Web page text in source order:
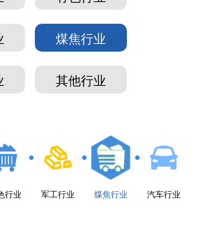
煤焦行业
其他行业
行业 军工行业 煤焦行业 汽车行业